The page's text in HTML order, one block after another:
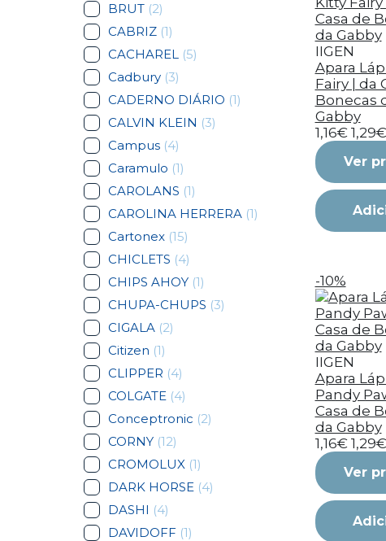
BRUT (2)
CABRIZ (1)
CACHAREL (5)
Cadbury (3)
CADERNO DIÁRIO (1)
CALVIN KLEIN (3)
Campus (4)
Caramulo (1)
CAROLANS (1)
CAROLINA HERRERA (1)
Cartonex (15)
CHICLETS (4)
CHIPS AHOY (1)
CHUPA-CHUPS (3)
CIGALA (2)
Citizen (1)
CLIPPER (4)
COLGATE (4)
Conceptronic (2)
CORNY (12)
CROMOLUX (1)
DARK HORSE (4)
DASHI (4)
DAVIDOFF (1)
IIGEN
Apara
Fairy | da
Bonecas
Gabby
1,16€ 1,29€
Ver
-10%
IIGEN
Apara
Pandy
Casa de
da Gabby
1,16€ 1,29€
Ver